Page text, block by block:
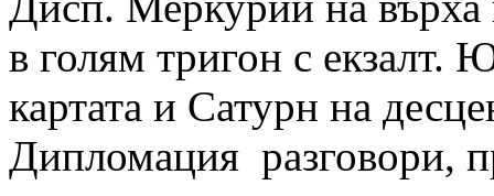
в голям тригон с екзалт.
картата и Сатурн на
Дипломация разговори,